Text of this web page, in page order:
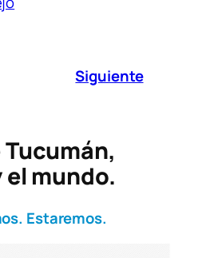
Siguiente
mundo.
Estaremos.